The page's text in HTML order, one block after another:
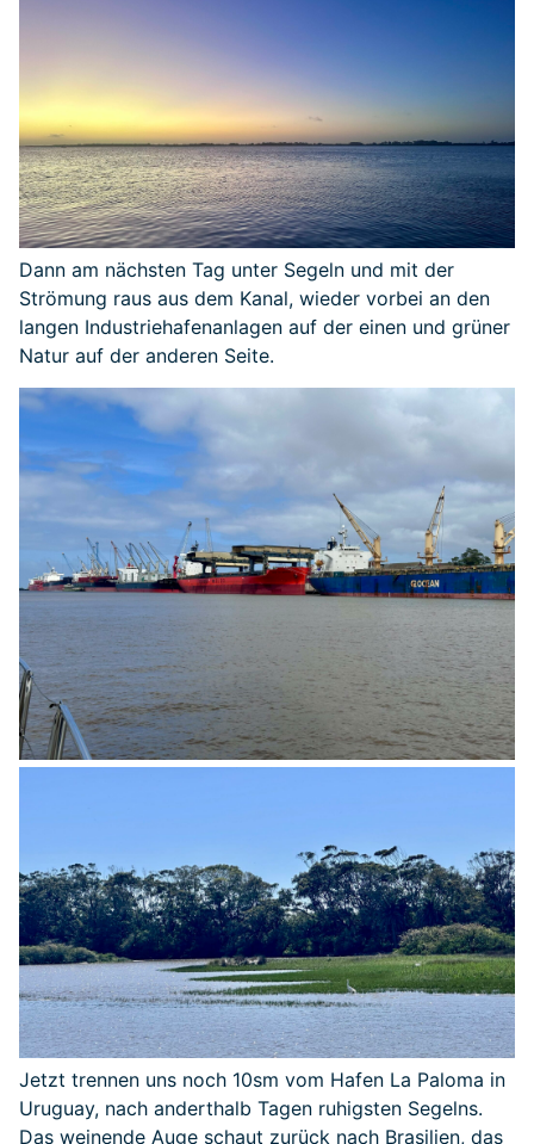
Dann am nächsten Tag unter Segeln und mit der
Strömung raus aus dem Kanal, wieder vorbei an den
langen Industriehafenanlagen auf der einen und grüner
Natur auf der anderen Seite.
Jetzt trennen uns noch 10sm vom Hafen La Paloma in
Uruguay, nach anderthalb Tagen ruhigsten Segelns.
Das weinende Auge schaut zurück nach Brasilien, das